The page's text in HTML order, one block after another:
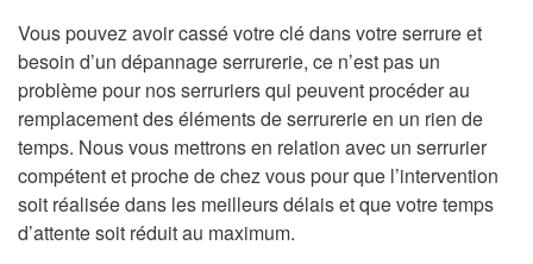
Vous pouvez avoir cassé votre clé dans votre serrure et
besoin d’un dépannage serrurerie, ce n’est pas un
problème pour nos serruriers qui peuvent procéder au
remplacement des éléments de serrurerie en un rien de
temps. Nous vous mettrons en relation avec un serrurier
compétent et proche de chez vous pour que l’intervention
soit réalisée dans les meilleurs délais et que votre temps
d’attente soit réduit au maximum.